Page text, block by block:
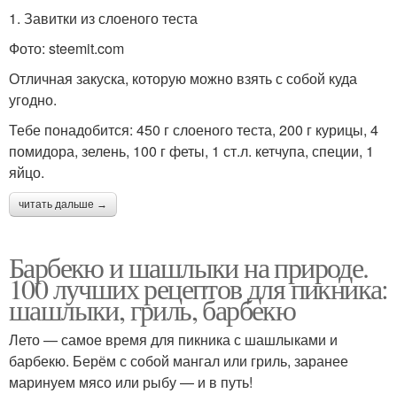
1. Завитки из слоеного теста
Фото: steemit.com
Отличная закуска, которую можно взять с собой куда
угодно.
Тебе понадобится: 450 г слоеного теста, 200 г курицы, 4
помидора, зелень, 100 г феты, 1 ст.л. кетчупа, специи, 1
яйцо.
читать дальше →
Барбекю и шашлыки на природе.
100 лучших рецептов для пикника:
шашлыки, гриль, барбекю
Лето — самое время для пикника с шашлыками и
барбекю. Берём с собой мангал или гриль, заранее
маринуем мясо или рыбу — и в путь!